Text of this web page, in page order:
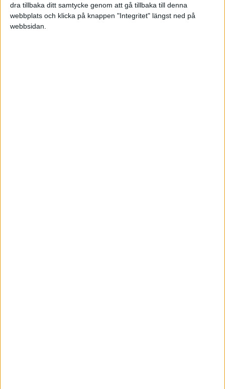
dra tillbaka ditt samtycke genom att gå tillbaka till denna
webbplats och klicka på knappen "Integritet" längst ned på
webbsidan.
Alla färdiga e-shoplösningar verkar fungera bra
idag. Du betalar en månadskostnad och ofta